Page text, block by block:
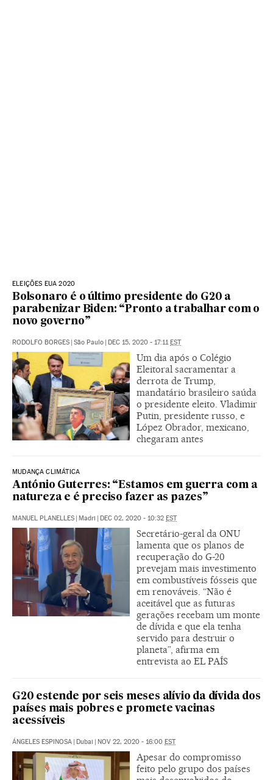
ELEIÇÕES EUA 2020
Bolsonaro é o último presidente do G20 a
parabenizar Biden: “Pronto a trabalhar com o
novo governo”
RODOLFO BORGES | São Paulo | DEC 15, 2020 - 17:11EST
Um dia após o Colégio
Eleitoral sacramentar a
derrota de Trump,
mandatário brasileiro saúda
o presidente eleito. Vladimir
Putin, presidente russo, e
López Obrador, mexicano,
chegaram antes
MUDANÇA CLIMÁTICA
António Guterres: “Estamos em guerra com a
natureza e é preciso fazer as pazes”
MANUEL PLANELLES | Madri | DEC 02, 2020 - 10:32 EST
Secretário-geral da ONU
lamenta que os planos de
recuperação do G-20
prevejam mais investimento
em combustíveis fósseis que
em renováveis. “Não é
aceitável que as futuras
gerações recebam um monte
de dívida e que ela tenha
servido para destruir o
planeta”, afirma em
entrevista ao EL PAÍS
G20 estende por seis meses alívio da dívida dos
países mais pobres e promete vacinas
acessíveis
ÁNGELES ESPINOSA | Dubai | NOV 22, 2020 - 16:00 EST
Apesar do compromisso
feito pelo grupo dos países